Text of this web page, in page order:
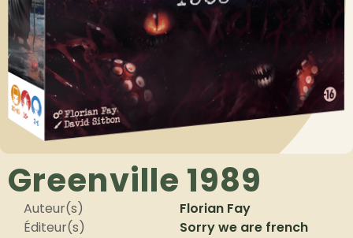
Greenville 1989
Auteur(s)
Florian Fay
Éditeur(s)
Sorry we are french